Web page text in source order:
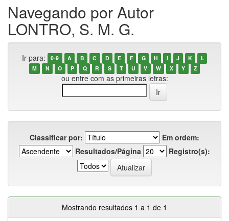
Navegando por Autor
LONTRO, S. M. G.
Ir para: 0-9 A B C D E F G H I J K
L
M
N O P Q R S T U V W X Y Z
ou entre com as primeiras letras:
Classificar por:
Em ordem:
Resultados/Página
Registro(s):
Mostrando resultados 1 a 1 de 1